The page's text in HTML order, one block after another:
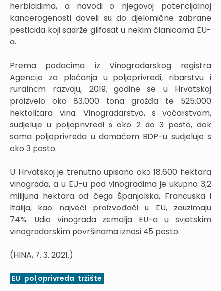
herbicidima, a navodi o njegovoj potencijalnoj
kancerogenosti doveli su do djelomične zabrane
pesticida koji sadrže glifosat u nekim članicama EU-
a.
Prema podacima iz Vinogradarskog registra
Agencije za plaćanja u poljoprivredi, ribarstvu i
ruralnom razvoju, 2019. godine se u Hrvatskoj
proizvelo oko 83.000 tona grožđa te 525.000
hektolitara vina. Vinogradarstvo, s voćarstvom,
sudjeluje u poljoprivredi s oko 2 do 3 posto, dok
sama poljoprivreda u domaćem BDP-u sudjeluje s
oko 3 posto.
U Hrvatskoj je trenutno upisano oko 18.600 hektara
vinograda, a u EU-u pod vinogradima je ukupno 3,2
milijuna hektara od čega Španjolska, Francuska i
Italija, kao najveći proizvođači u EU, zauzimaju
74%. Udio vinograda zemalja EU-a u svjetskim
vinogradarskim površinama iznosi 45 posto.
(HINA, 7. 3. 2021.)
EU poljoprivreda tržište